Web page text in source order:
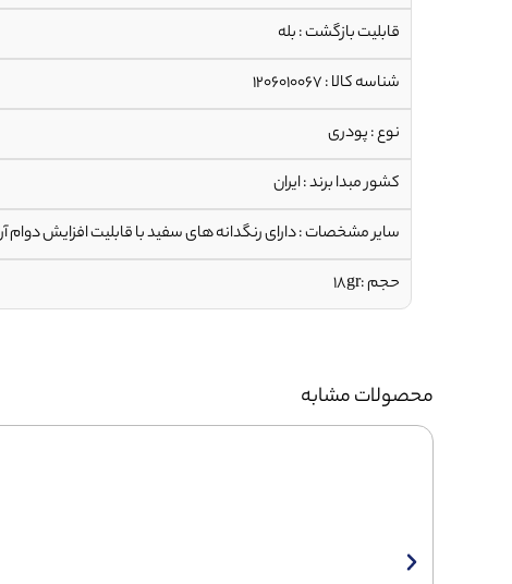
حجم :18gr
سایر مشخصات : دارای رنگدانه های سفید با قابلیت افزایش دوام
کشور مبدا برند : ایران
نوع : پودری
شناسه کالا : 1206010067
قابلیت بازگشت : بله
محصولات مشابه